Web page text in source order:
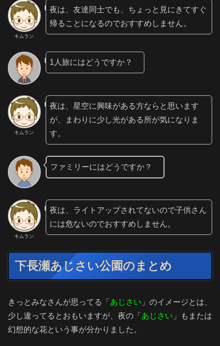
キムラン
夜は、友達同士でも、ちょっと見にきてすぐ
帰ることになるのでおすすめしません。
1人旅にはどうですか？
キムラン
夜は、星空に興味がある方ならと思います
が、まわりに少し光がある所が気になりま
す。
ファミリーにはどうですか？
キムラン
夜は、ライトアップされてないので子供さん
には危ないのでおすすめしません。
下長瀬あじさい公園のまとめ
きっとみなさんが思ってる「 あじさい 」のイメージとは、
少し違ってるとおもいますが、夜の「 あじさい 」もまたは
幻想的な花という事が分かりました。